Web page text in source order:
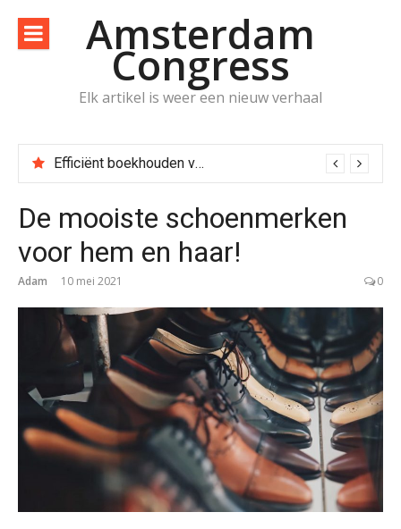
inhoud
Amsterdam
Congress
Elk artikel is weer een nieuw verhaal
Efficiënt boekhouden voor zzp’ers met online tools en tips
De mooiste schoenmerken
voor hem en haar!
Adam 10 mei 2021 0